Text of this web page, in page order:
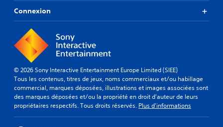
Connexion
© 2026 Sony Interactive Entertainment Europe Limited (SIEE)
Tous les contenus, titres de jeux, noms commerciaux et/ou habillage
commercial, marques déposées, illustrations et images associées sont
des marques déposées et/ou la propriété en droit d'auteur de leurs
propriétaires respectifs. Tous droits réservés. Plus d'informations